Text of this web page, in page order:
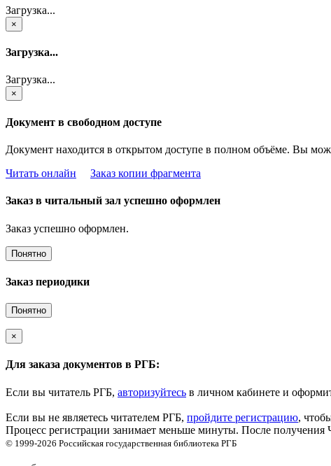
Загрузка...
×
Загрузка...
Загрузка...
×
Документ в свободном доступе
Документ находится в открытом доступе в полном объёме. Вы
Читать онлайн
Заказ копии фрагмента
Заказ в читальный зал успешно оформлен
Заказ успешно оформлен.
Понятно
Заказ периодики
Понятно
×
Для заказа документов в РГБ:
Если вы читатель РГБ, авторизуйтесь в личном кабинете и
Если вы не являетесь читателем РГБ, пройдите регистрацию,
Процесс регистрации занимает меньше минуты. После получения
© 1999-2026 Российская государственная библиотека РГБ